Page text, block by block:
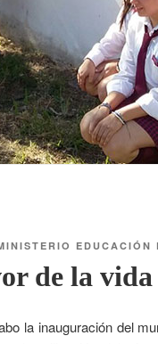
EDUCACIÓN
de la vida
la inauguración del